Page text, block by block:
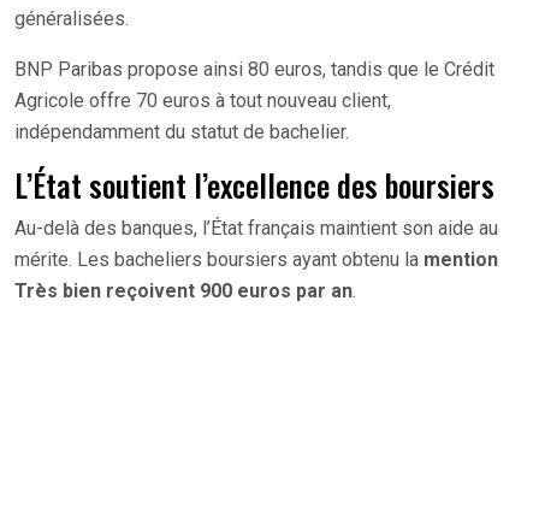
généralisées.
BNP Paribas propose ainsi 80 euros, tandis que le Crédit
Agricole offre 70 euros à tout nouveau client,
indépendamment du statut de bachelier.
L’État soutient l’excellence des boursiers
Au-delà des banques, l’État français maintient son aide au
mérite. Les bacheliers boursiers ayant obtenu la mention
Très bien reçoivent 900 euros par an.